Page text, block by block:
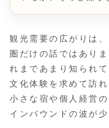
観光需要の広がりは
圏だけの話ではあり
れまであまり知られ
文化体験を求めて訪
小さな宿や個人経営
インバウンドの波が